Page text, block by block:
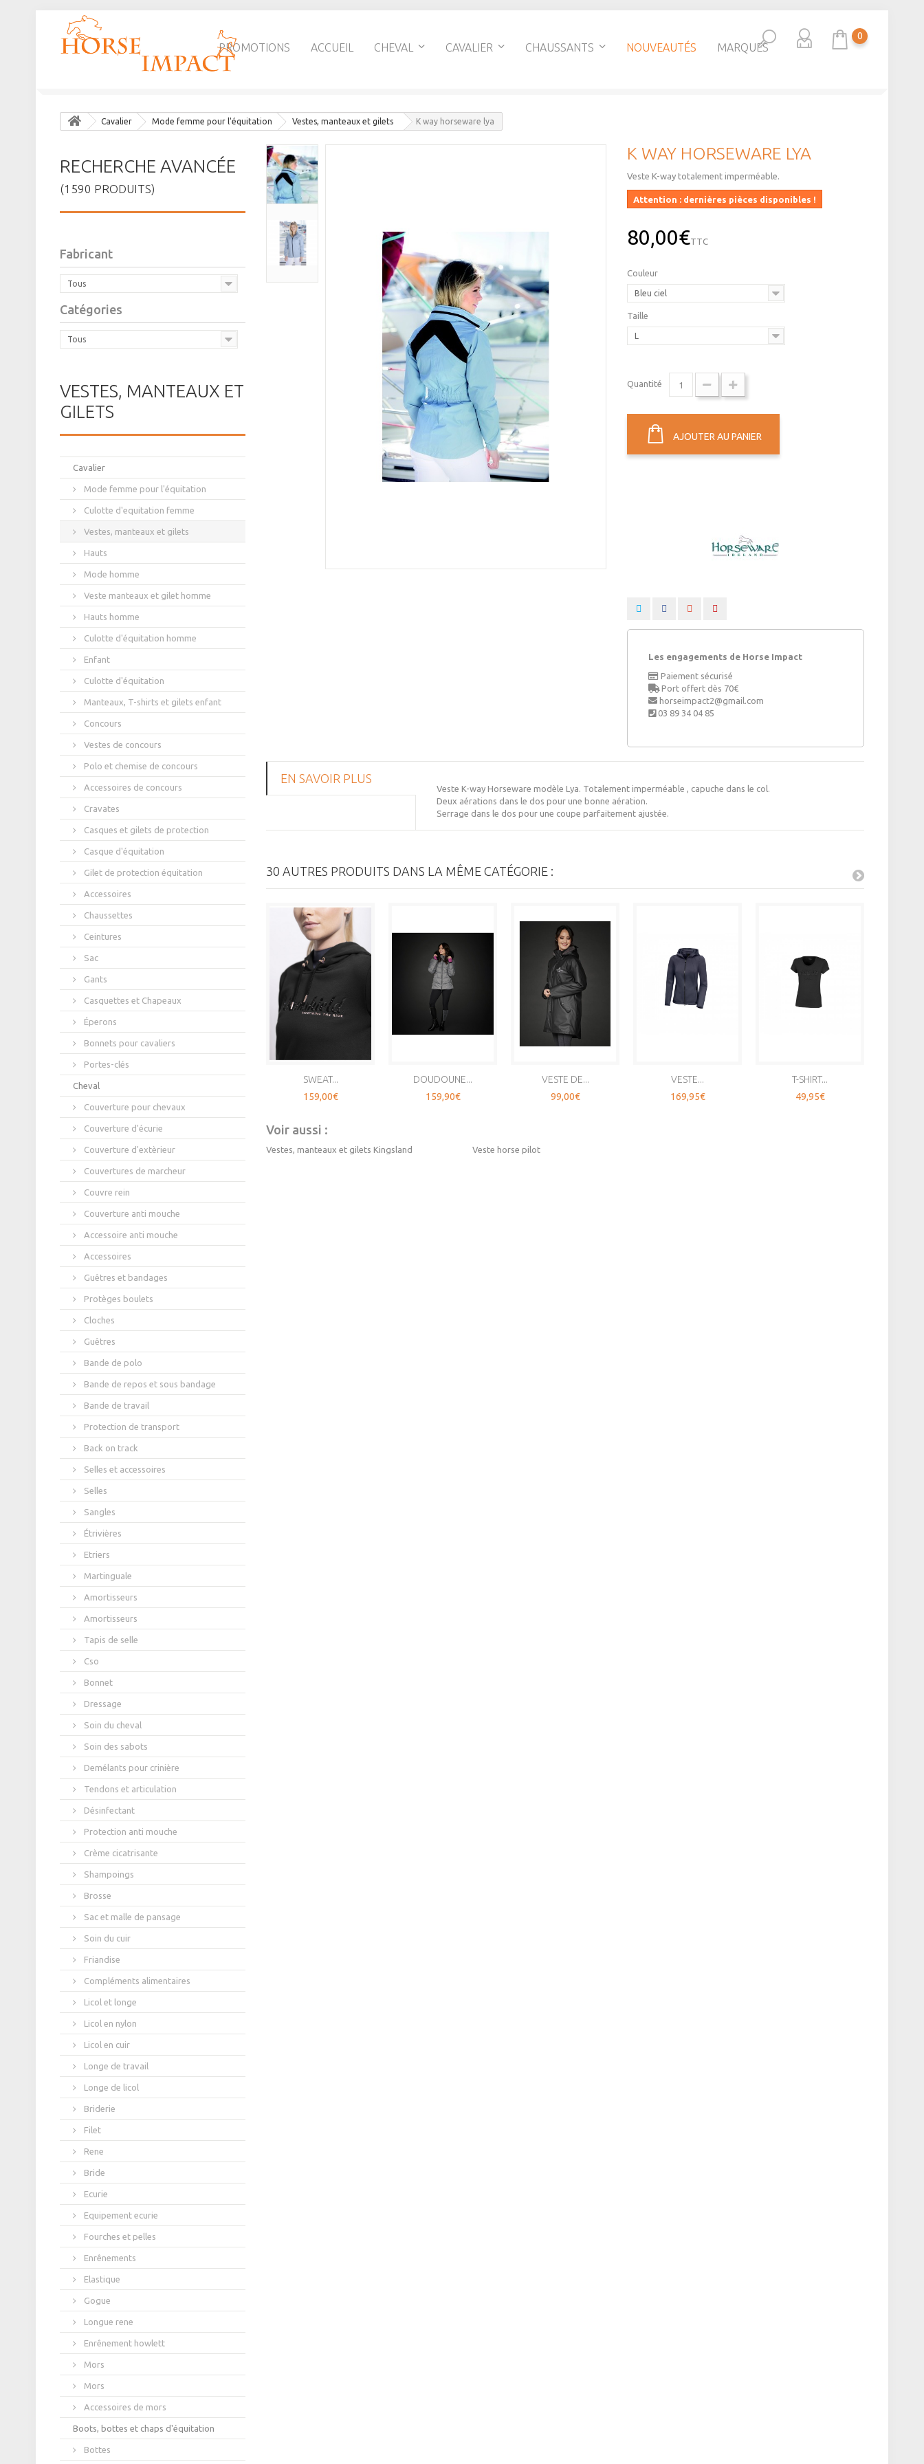
0
PROMOTIONS ACCUEIL CHEVAL CAVALIER CHAUSSANTS NOUVEAUTÉS MARQUES
Cavalier Mode femme pour l'équitation Vestes, manteaux et gilets K way horseware lya
K WAY HORSEWARE LYA
Veste K-way totalement imperméable.
Attention : dernières pièces disponibles !
80,00€TTC
Couleur
Bleu ciel
Taille
Quantité
AJOUTER AU PANIER
Les engagements de Horse Impact
Paiement sécurisé
Port offert dès 70€
horseimpact2@gmail.com
03 89 34 04 85
EN SAVOIR PLUS
Veste K-way Horseware modèle Lya. Totalement imperméable , capuche dans le col.
Deux aérations dans le dos pour une bonne aération.
Serrage dans le dos pour une coupe parfaitement ajustée.
30 AUTRES PRODUITS DANS LA MÊME CATÉGORIE :
SWEAT...
159,00€
DOUDOUNE...
159,90€
VESTE DE...
99,00€
VESTE...
169,95€
T-SHIRT...
49,95€
Voir aussi :
Vestes, manteaux et gilets Kingsland Veste horse pilot
RECHERCHE AVANCÉE
(1590 PRODUITS)
Fabricant
Tous
Catégories
Tous
VESTES, MANTEAUX ET
GILETS
Cavalier
Mode femme pour l'équitation
Culotte d'equitation femme
Vestes, manteaux et gilets
Hauts
Mode homme
Veste manteaux et gilet homme
Hauts homme
Culotte d'équitation homme
Enfant
Culotte d'équitation
Manteaux, T-shirts et gilets enfant
Concours
Vestes de concours
Polo et chemise de concours
Accessoires de concours
Cravates
Casques et gilets de protection
Casque d'équitation
Gilet de protection équitation
Accessoires
Chaussettes
Ceintures
Sac
Gants
Casquettes et Chapeaux
Éperons
Bonnets pour cavaliers
Portes-clés
Cheval
Couverture pour chevaux
Couverture d'écurie
Couverture d'extèrieur
Couvertures de marcheur
Couvre rein
Couverture anti mouche
Accessoire anti mouche
Accessoires
Guêtres et bandages
Protèges boulets
Cloches
Guêtres
Bande de polo
Bande de repos et sous bandage
Bande de travail
Protection de transport
Back on track
Selles et accessoires
Selles
Sangles
Étrivières
Etriers
Martinguale
Amortisseurs
Amortisseurs
Tapis de selle
Cso
Bonnet
Dressage
Soin du cheval
Soin des sabots
Demélants pour crinière
Tendons et articulation
Désinfectant
Protection anti mouche
Crème cicatrisante
Shampoings
Brosse
Sac et malle de pansage
Soin du cuir
Friandise
Compléments alimentaires
Licol et longe
Licol en nylon
Licol en cuir
Longe de travail
Longe de licol
Briderie
Filet
Rene
Bride
Ecurie
Equipement ecurie
Fourches et pelles
Enrênements
Elastique
Gogue
Longue rene
Enrênement howlett
Mors
Mors
Accessoires de mors
Boots, bottes et chaps d'équitation
Bottes